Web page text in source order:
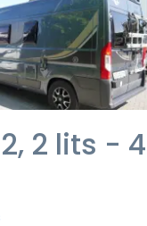
2 lits - 4